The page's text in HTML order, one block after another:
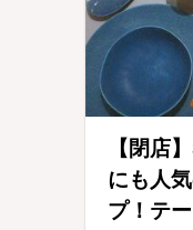
【閉店
にも人
プ！テ